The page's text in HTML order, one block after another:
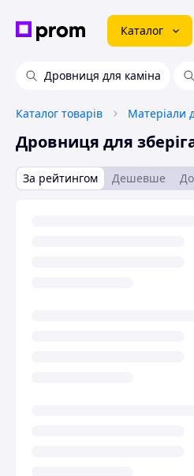
Каталог
Дровниця для каміна
Каталог товарів Матеріали
Дровниця для
За рейтингом Дешевше